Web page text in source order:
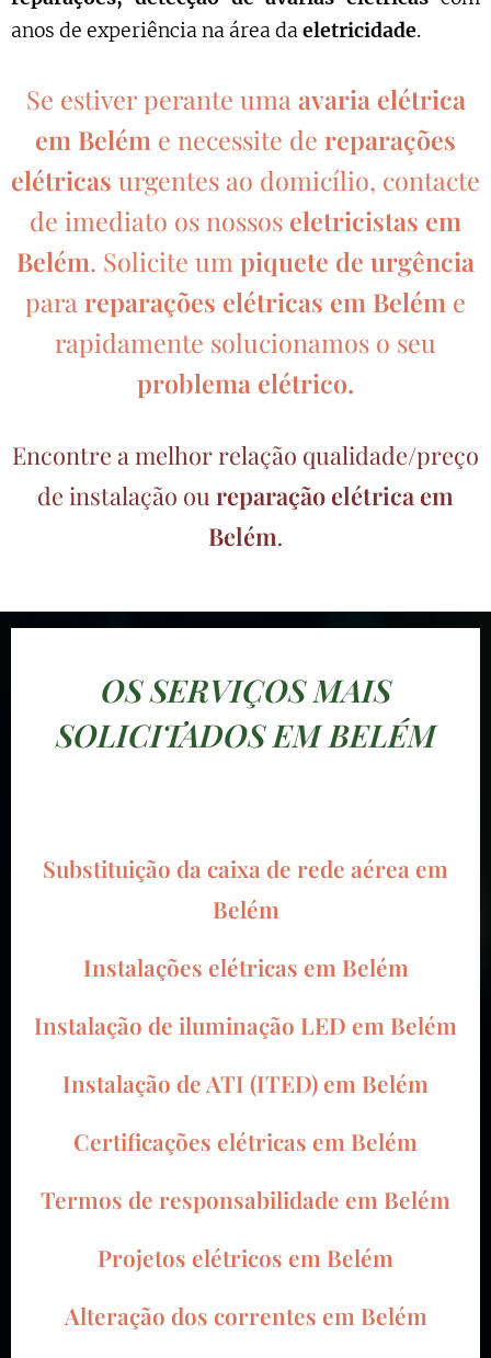
anos de experiência na área daeletricidade.
Se estiver perante uma avaria elétrica
em Belém e necessite de reparações
elétricas urgentes ao domicílio, contacte
de imediato os nossos eletricistas em
Belém. Solicite um piquete de urgência
para reparações elétricas em Belém e
rapidamente solucionamos o seu
problema elétrico.
Encontre a melhor relação qualidade/preço
de instalação ou reparação elétrica em
Belém.
OS SERVIÇOS MAIS
SOLICITADOS EM BELÉM
Substituição da caixa de rede aérea em
Belém
Instalações elétricas em Belém
Instalação de iluminação LED em Belém
Instalação de ATI (ITED) em Belém
Certificações elétricas em Belém
Termos de responsabilidade em Belém
Projetos elétricos em Belém
Alteração dos correntes em Belém